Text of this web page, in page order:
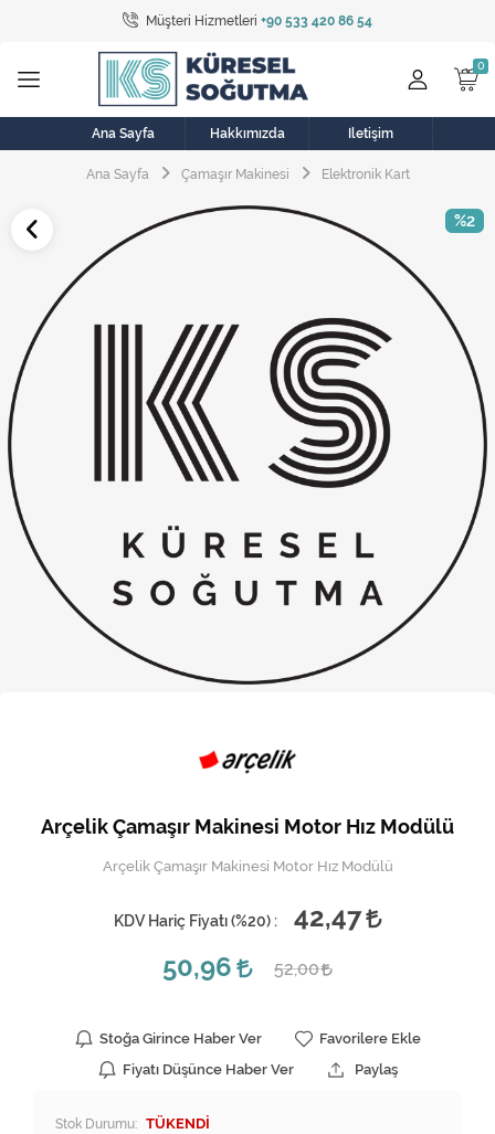
Müşteri Hizmetleri +90 533 420 86 54
Tüm Kategoriler
Bulaşık Makinesi
Buzdolabı
Çamaşır Kurutma Makinesi
Elektrikli Aksamlar
Elektrikli Süpürge
Fan
Fırın, Ocak ve Aspiratör
Klima
Kombi
Musluk
Ana Sayfa Hakkımızda İletişim
Ana Sayfa Çamaşır Makinesi Elektronik Kart
%2
Arçelik Çamaşır Makinesi Motor Hız Modülü
Arçelik Çamaşır Makinesi Motor Hız Modülü
KDV Hariç Fiyatı (%20) :
42,47
50,96
52,00
Stoğa Girince Haber Ver
Favorilere Ekle
Fiyatı Düşünce Haber Ver
Paylaş
Stok Durumu: TÜKENDİ